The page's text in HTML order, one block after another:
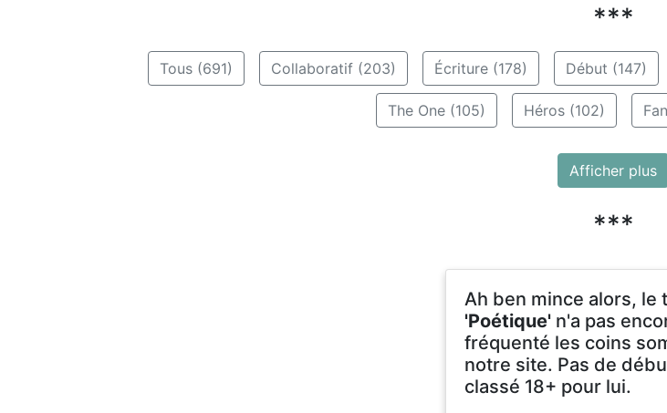
***
Tous (691) Collaboratif (203) Écriture (178) Début (147)
The One (105) Héros (102)
Afficher plus
***
Ah ben mince alors, le
'Poétique' n'a pas
fréquenté les coins
notre site. Pas de
classé 18+ pour lui.